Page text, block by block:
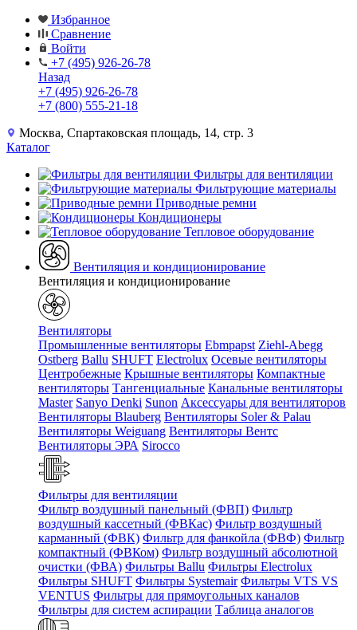
Избранное
Сравнение
Войти
+7 (495) 926-26-78
Назад
+7 (495) 926-26-78
+7 (800) 555-21-18
Москва, Спартаковская площадь, 14, стр. 3
Каталог
Фильтры для вентиляции
Фильтрующие материалы
Приводные ремни
Кондиционеры
Тепловое оборудование
Вентиляция и кондиционирование
Вентиляция и кондиционирование
Вентиляторы
Промышленные вентиляторы Ebmpapst Ziehl-Abegg
Ostberg Ballu SHUFT Electrolux Осевые вентиляторы
Центробежные Крышные вентиляторы Компактные
вентиляторы Тангенциальные Канальные вентиляторы
Master Sanyo Denki Sunon Аксессуары для вентиляторов
Вентиляторы Blauberg Вентиляторы Soler & Palau
Вентиляторы Weiguang Вентиляторы Вентс
Вентиляторы ЭРА Sirocco
Фильтры для вентиляции
Фильтр воздушный панельный (ФВП) Фильтр
воздушный кассетный (ФВКас) Фильтр воздушный
карманный (ФВК) Фильтр для фанкойла (ФВФ) Фильтр
компактный (ФВКом) Фильтр воздушный абсолютной
очистки (ФВА) Фильтры Ballu Фильтры Electrolux
Фильтры SHUFT Фильтры Systemair Фильтры VTS VS
VENTUS Фильтры для прямоугольных каналов
Фильтры для систем аспирации Таблица аналогов